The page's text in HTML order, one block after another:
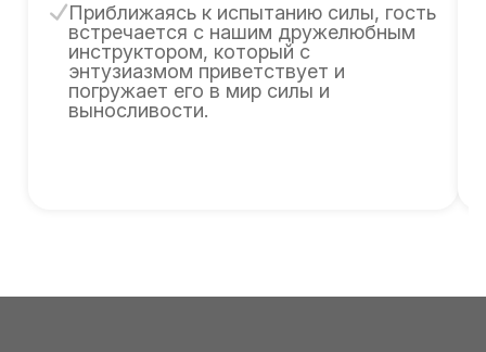
Приближаясь к испытанию силы, гость
встречается с нашим дружелюбным
инструктором, который с
энтузиазмом приветствует и
погружает его в мир силы и
выносливости.